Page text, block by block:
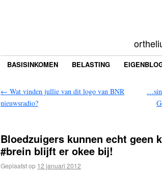
BASISINKOMEN BELASTING
← Wat vinden jullie van dit logo van BNR
nieuwsradio?
Bloedzuigers kunnen echt geen
#brein blijft er okee bij!
Geplaatst op 12 januari 2012